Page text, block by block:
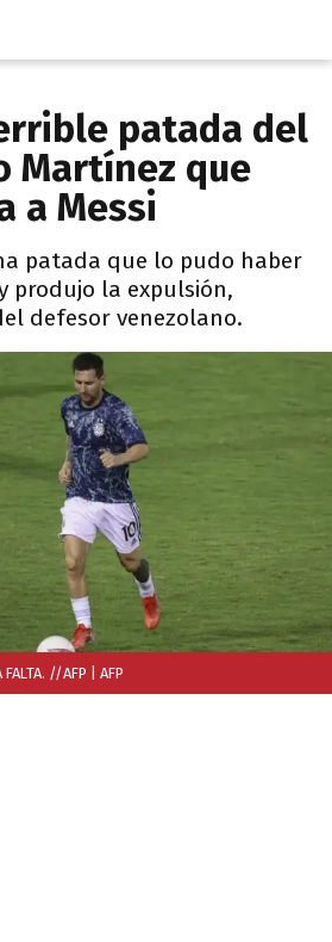
patada del
Martínez que
a Messi
patada que lo pudo haber
produjo la expulsión,
defesor venezolano.
FALTA. //AFP | AFP